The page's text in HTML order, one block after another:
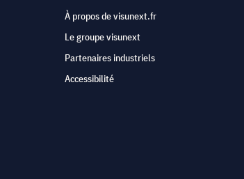
À propos de visunext.fr
Le groupe visunext
Partenaires industriels
Accessibilité